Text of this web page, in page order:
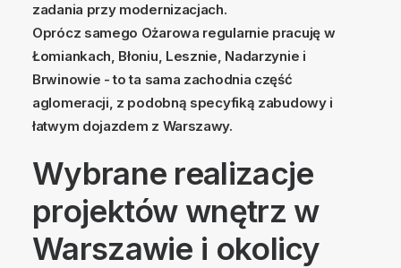
zadania przy modernizacjach.
Oprócz samego Ożarowa regularnie pracuję w
Łomiankach, Błoniu, Lesznie, Nadarzynie i
Brwinowie - to ta sama zachodnia część
aglomeracji, z podobną specyfiką zabudowy i
łatwym dojazdem z Warszawy.
Wybrane realizacje
projektów wnętrz w
Warszawie i okolicy